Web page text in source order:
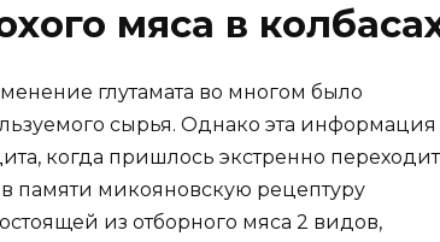
мяса в
глутамата во многом было
сырья. Однако эта информация
когда пришлось экстренно
памяти микояновскую рецептуру
из отборного мяса 2 видов,